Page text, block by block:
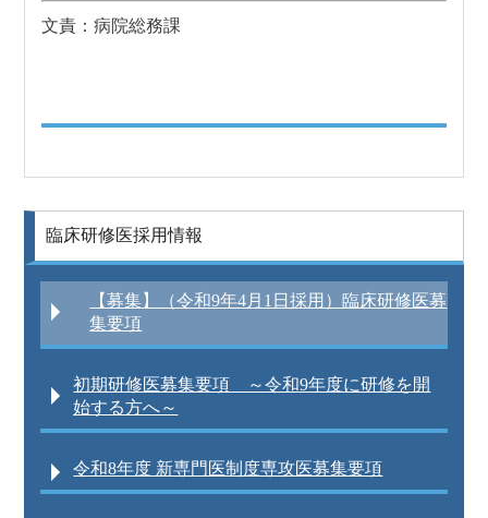
文責：病院総務課
臨床研修医採用情報
【募集】（令和9年4月1日採用）臨床研修医募
集要項
初期研修医募集要項 ～令和9年度に研修を開
始する方へ～
令和8年度 新専門医制度専攻医募集要項